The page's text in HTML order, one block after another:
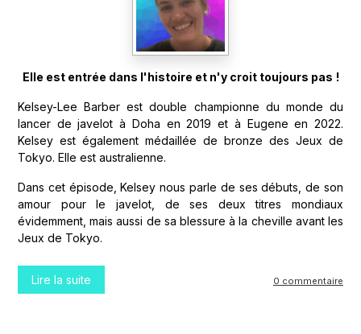
Elle est entrée dans l'histoire et n'y croit toujours pas !
Kelsey-Lee Barber est double championne du monde du
lancer de javelot à Doha en 2019 et à Eugene en 2022.
Kelsey est également médaillée de bronze des Jeux de
Tokyo. Elle est australienne.
Dans cet épisode, Kelsey nous parle de ses débuts, de son
amour pour le javelot, de ses deux titres mondiaux
évidemment, mais aussi de sa blessure à la cheville avant les
Jeux de Tokyo.
Lire la suite 0 commentaire